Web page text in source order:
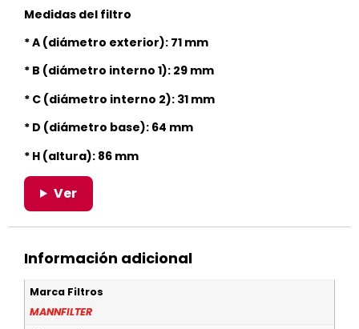
Medidas del filtro
* A (diámetro exterior): 71 mm
* B (diámetro interno 1): 29 mm
* C (diámetro interno 2): 31 mm
* D (diámetro base): 64 mm
* H (altura): 86 mm
Ver
Información adicional
Marca Filtros
MANNFILTER